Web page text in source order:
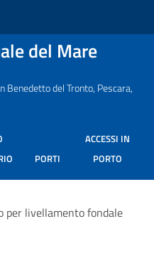
del Mare
Benedetto del Tronto, Pescara,
PORTI
ACCESSI IN
PORTO
per livellamento fondale